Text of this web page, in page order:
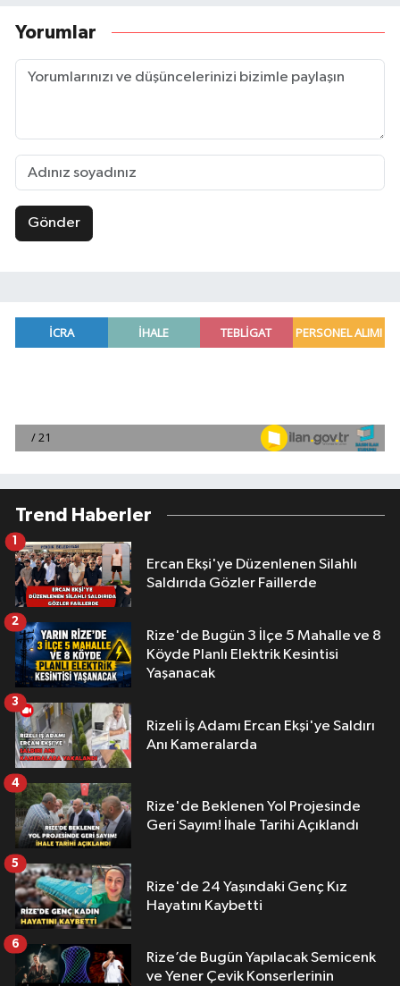
Yorumlar
Gönder
Trend Haberler
Ercan Ekşi'ye Düzenlenen Silahlı
Saldırıda Gözler Faillerde
1
Rize'de Bugün 3 İlçe 5 Mahalle ve 8
Köyde Planlı Elektrik Kesintisi
Yaşanacak
2
Rizeli İş Adamı Ercan Ekşi'ye Saldırı
Anı Kameralarda
3
Rize'de Beklenen Yol Projesinde
Geri Sayım! İhale Tarihi Açıklandı
4
Rize'de 24 Yaşındaki Genç Kız
Hayatını Kaybetti
5
Rize’de Bugün Yapılacak Semicenk
ve Yener Çevik Konserlerinin
6